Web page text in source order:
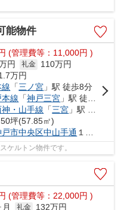
能物件
(管理費等：11,000円 )
円 礼金 110万円
万円
「三ノ宮 」駅 徒歩8分
本線 「神戸三宮 」駅 徒歩6分
・山手線 「三宮 」駅 徒歩5分
坪(57.85㎡)
戸市中央区中山手通 １丁目
ケルトン物件です。
(管理費等：22,000円 )
礼金 132万円